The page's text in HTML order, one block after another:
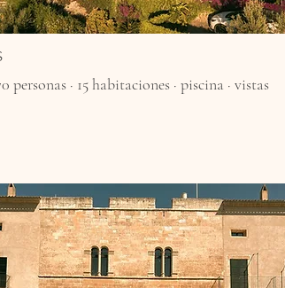
personas · 15 habitaciones · piscina · vistas